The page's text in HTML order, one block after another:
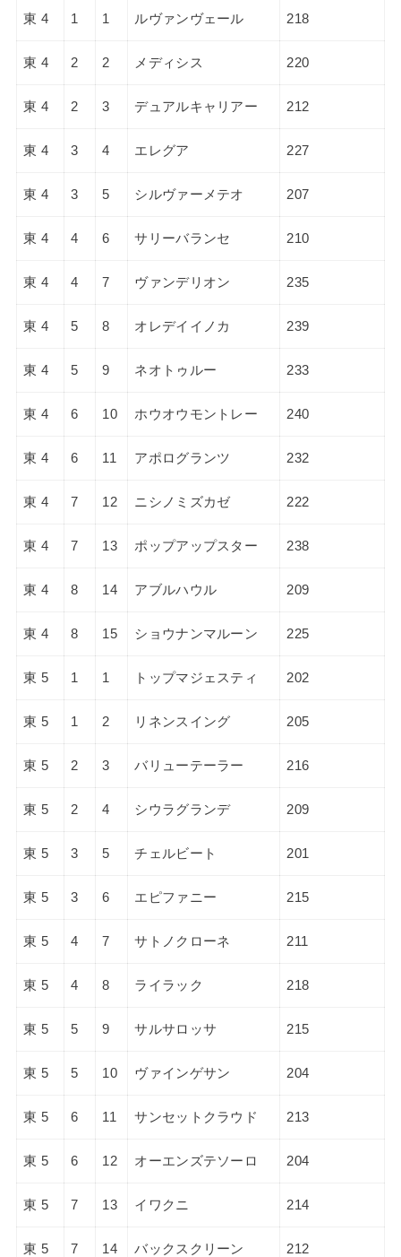
東 4 1 1 ルヴァンヴェール 218
東 4 2 2 メディシス 220
東 4 2 3 デュアルキャリアー 212
東 4 3 4 エレグア 227
東 4 3 5 シルヴァーメテオ 207
東 4 4 6 サリーバランセ 210
東 4 4 7 ヴァンデリオン 235
東 4 5 8 オレデイイノカ 239
東 4 5 9 ネオトゥルー 233
東 4 6 10 ホウオウモントレー 240
東 4 6 11 アポログランツ 232
東 4 7 12 ニシノミズカゼ 222
東 4 7 13 ポップアップスター 238
東 4 8 14 アブルハウル 209
東 4 8 15 ショウナンマルーン 225
東 5 1 1 トップマジェスティ 202
東 5 1 2 リネンスイング 205
東 5 2 3 バリューテーラー 216
東 5 2 4 シウラグランデ 209
東 5 3 5 チェルビート 201
東 5 3 6 エピファニー 215
東 5 4 7 サトノクローネ 211
東 5 4 8 ライラック 218
東 5 5 9 サルサロッサ 215
東 5 5 10 ヴァインゲサン 204
東 5 6 11 サンセットクラウド 213
東 5 6 12 オーエンズテソーロ 204
東 5 7 13 イワクニ 214
東 5 7 14 バックスクリーン 212